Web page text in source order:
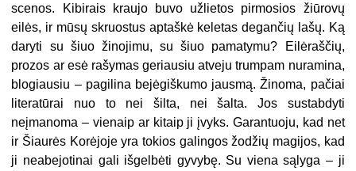
scenos. Kibirais kraujo buvo užlietos pirmosios žiūrovų
eilės, ir mūsų skruostus aptaškė keletas degančių lašų. Ką
daryti su šiuo žinojimu, su šiuo pamatymu? Eilėraščių,
prozos ar esė rašymas geriausiu atveju trumpam nuramina,
blogiausiu – pagilina bejėgiškumo jausmą. Žinoma, pačiai
literatūrai nuo to nei šilta, nei šalta. Jos sustabdyti
neįmanoma – vienaip ar kitaip ji įvyks. Garantuoju, kad net
ir Šiaurės Korėjoje yra tokios galingos žodžių magijos, kad
ji neabejotinai gali išgelbėti gyvybę. Su viena sąlyga – ji